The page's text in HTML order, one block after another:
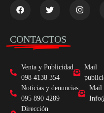
CONTACTOS
Venta y Publicidad
098 4138 354
Mail
Noticias y denuncias
095 890 4289
Mail
Dirección